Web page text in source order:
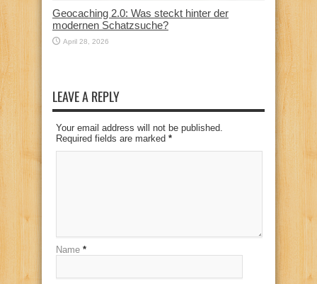
Geocaching 2.0: Was steckt hinter der
modernen Schatzsuche?
April 28, 2026
LEAVE A REPLY
Your email address will not be published.
Required fields are marked *
Name *